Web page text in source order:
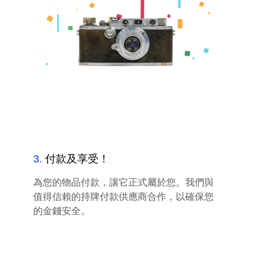
3. 付款及享受！
為您的物品付款，讓它正式屬於您。我們與
值得信賴的持牌付款供應商合作，以確保您
的金錢安全。